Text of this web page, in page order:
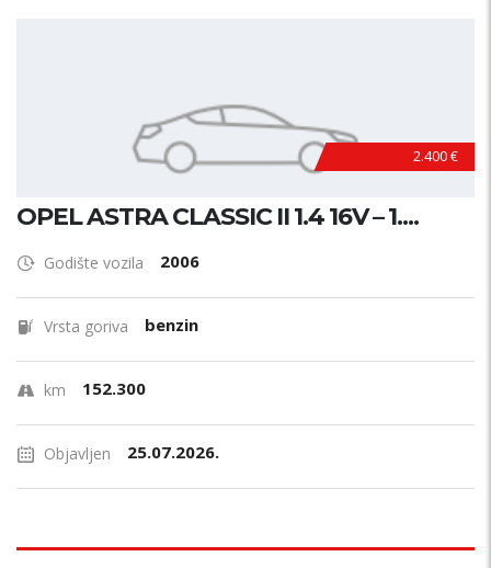
2.400 €
OPEL ASTRA CLASSIC II 1.4 16V – 1....
Godište vozila 2006
Vrsta goriva benzin
km 152.300
Objavljen 25.07.2026.